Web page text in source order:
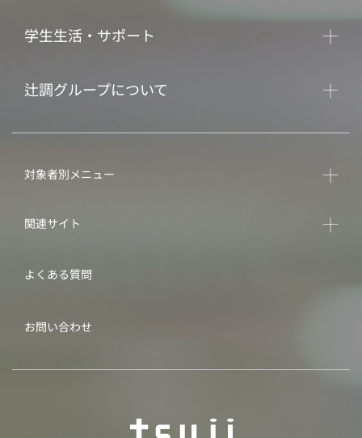
学生生活・サポート
辻調グループについて
対象者別メニュー
関連サイト
よくある質問
お問い合わせ